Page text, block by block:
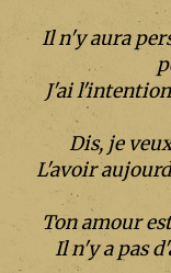
Il n'y aura
J'ai
Dis, je
L'avoir
Ton amour
Il n'y a pas